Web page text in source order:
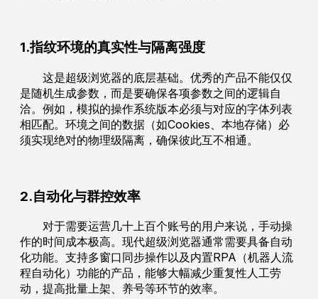
1.指纹环境的真实性与隔离强度
这是超级浏览器的底层基础。优秀的产品不能仅仅
是随机生成参数，而是要确保各项参数之间的逻辑自
洽。例如，模拟的操作系统版本必须与对应的字体列表
相匹配。环境之间的数据（如Cookies、本地存储）必
须实现绝对的物理级隔离，确保彼此互不相通。
2.自动化与群控效率
对于需要运营几十上百个账号的用户来说，手动操
作的时间成本极高。现代超级浏览器通常需要具备自动
化功能。支持多窗口同步操作以及内置RPA（机器人流
程自动化）功能的产品，能够大幅减少重复性人工劳
动，提高批量上架、养号等环节的效率。